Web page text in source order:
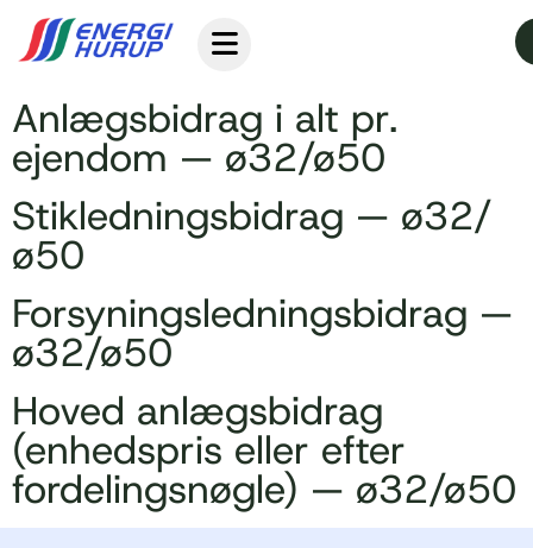
Anlægsbidrag i alt pr.
ejendom — ø32/ø50
Stikledningsbidrag — ø32/
ø50
Forsyningsledningsbidrag —
ø32/ø50
Hoved anlægsbidrag
(enhedspris eller efter
fordelingsnøgle) — ø32/ø50